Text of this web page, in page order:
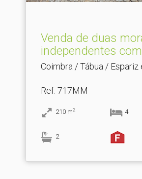
Venda de duas
independentes
Coimbra / Tábua / Espariz
Ref: 717MM
210 m2 4
2